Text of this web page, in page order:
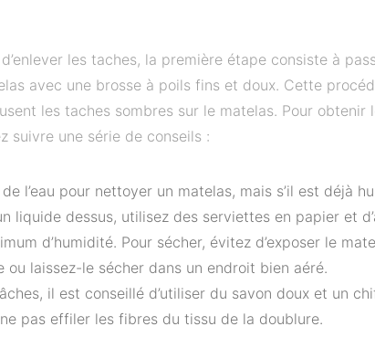
les taches, la première étape consiste à
avec une brosse à poils fins et doux. Cette
les taches sombres sur le matelas. Pour obtenir
suivre une série de conseils :
de l’eau pour nettoyer un matelas, mais s’il est déjà
liquide dessus, utilisez des serviettes en papier et
d’humidité. Pour sécher, évitez d’exposer le
ou laissez-le sécher dans un endroit bien aéré.
il est conseillé d’utiliser du savon doux et un
pas effiler les fibres du tissu de la doublure.